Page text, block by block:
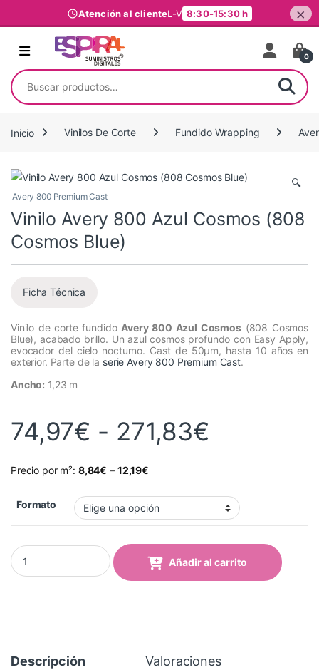
Atención al clienteL-V 8:30-15:30 h ×
Ir al contenido
0
Buscar por:
Inicio Vinilos De Corte Fundido Wrapping
🔍
Avery 800 Premium Cast
Vinilo Avery 800 Azul Cosmos (808
Cosmos Blue)
Ficha Técnica
Vinilo de corte fundido Avery 800 Azul Cosmos(808 Cosmos
Blue), acabado brillo. Un azul cosmos profundo con Easy Apply,
evocador del cielo nocturno. Cast de 50µm, hasta 10 años en
exterior. Parte de la serie Avery 800 Premium Cast.
Ancho: 1,23 m
74,97€ - 271,83€
Precio por m²: 8,84€ – 12,19€
Formato
Vinilo Avery 800 Azul Cosmos (808 Cosmos Blue) quantity
Añadir al carrito
Descripción Valoraciones